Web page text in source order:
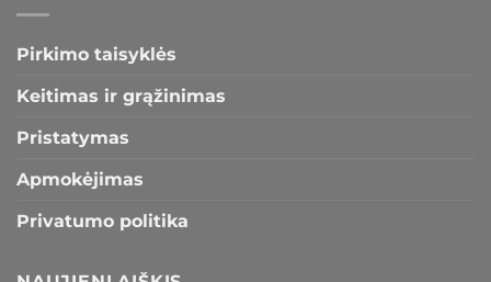
Pirkimo taisyklės
Keitimas ir grąžinimas
Pristatymas
Apmokėjimas
Privatumo politika